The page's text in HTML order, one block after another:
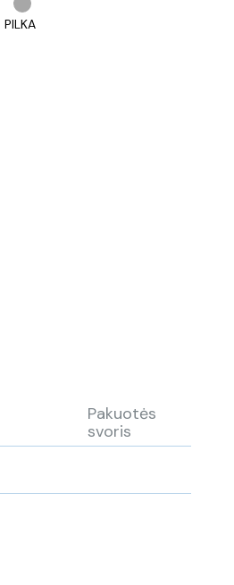
PILKA
Pakuotės
svoris